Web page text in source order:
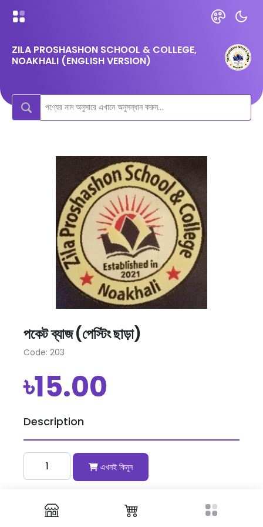
ZILA PROSHASHON SCHOOL & COLLEGE,
NOAKHALI (ENGLISH VERSION)
পকেট ব্যাজ (পেস্টিং ছাড়া)
Code: 203
৳15.00
Description
এখনই কিনুন